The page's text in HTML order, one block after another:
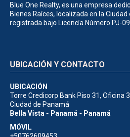
Blue One Realty, es una empresa
Bienes Raíces, localizada en la
registrada bajo Licencía Número PJ-
UBICACIÓN Y CONTACTO
UBICACIÓN
Torre Credicorp Bank Piso 31, Oficina
Ciudad de Panamá
Bella Vista - Panamá - Panamá
MÓVIL